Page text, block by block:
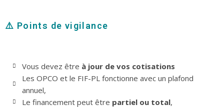
⚠️ Points de vigilance
Vous devez être à jour de vos cotisations
Les OPCO et le FIF-PL fonctionne avec un plafond
annuel,
Le financement peut être partiel ou total,